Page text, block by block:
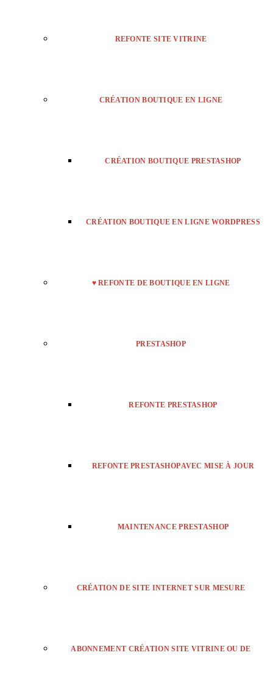
REFONTE SITE VITRINE
CRÉATION BOUTIQUE EN LIGNE
CRÉATION BOUTIQUE PRESTASHOP
CRÉATION BOUTIQUE EN LIGNE WORDPRESS
♥ REFONTE DE BOUTIQUE EN LIGNE
PRESTASHOP
REFONTE PRESTASHOP
REFONTE PRESTASHOP AVEC MISE À JOUR
MAINTENANCE PRESTASHOP
CRÉATION DE SITE INTERNET SUR MESURE
ABONNEMENT CRÉATION SITE VITRINE OU DE